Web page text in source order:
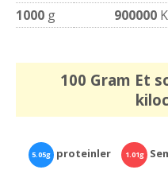
1000 g 900000
100 Gram Et
5.05g proteinler 1.01g